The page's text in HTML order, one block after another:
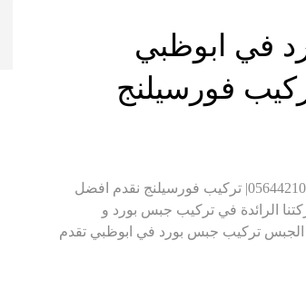
في ابوظبي
تركيب جبس بورد في ابوظبي |0564421019| تركيب فورسيلنج نقدم افضل
الرائدة في تركيب جبس بورد و
تركيب جبس بورد في ابوظبي تقدم